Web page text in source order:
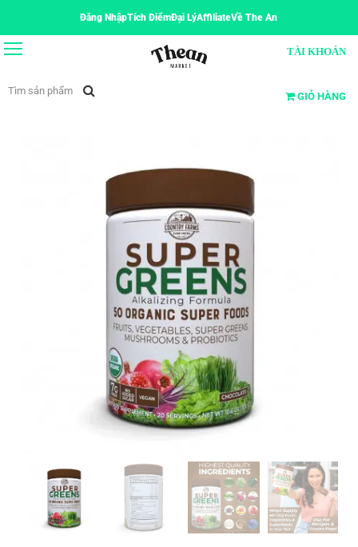
Đăng NhậpTích ĐiểmĐại LýAffiliateVề The An
TÀI KHOẢN
GIỎ HÀNG